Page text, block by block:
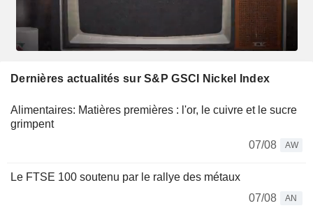
Dernières actualités sur S&P GSCI Nickel Index
Alimentaires: Matières premières : l'or, le cuivre et le sucre
grimpent
07/08
AW
Le FTSE 100 soutenu par le rallye des métaux
07/08
AN